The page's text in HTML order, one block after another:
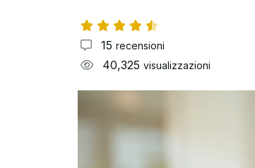
15 recensioni
40,325 visualizzazioni